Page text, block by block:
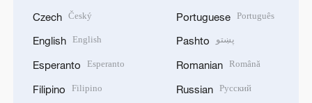
Czech Český
English English
Esperanto Esperanto
Filipino Filipino
Portuguese Português
Pashto پښتو
Romanian Română
Russian Русский